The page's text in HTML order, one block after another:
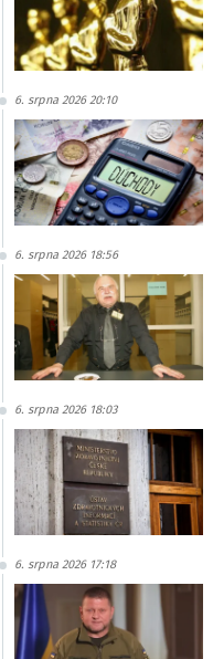
6. srpna 2026 20:10
6. srpna 2026 18:56
6. srpna 2026 18:03
6. srpna 2026 17:18